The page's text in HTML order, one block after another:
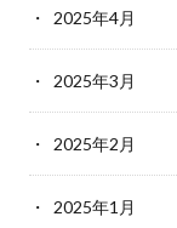
2025年4月
2025年3月
2025年2月
2025年1月